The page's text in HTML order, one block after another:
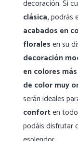
decoración. Si
clásica,podrás
acabados en
floralesen su
decoración
en colores
de color muy
serán ideales
conforten
podáis disfrutar